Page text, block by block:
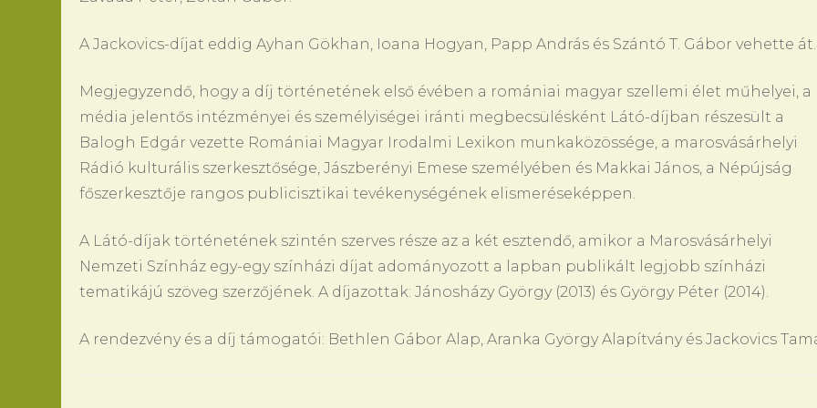
A Jackovics-díjat eddig Ayhan Gökhan, Ioana Hogyan, Papp András és Szántó T. Gábor vehette át.
Megjegyzendő, hogy a díj történetének első évében a romániai magyar szellemi élet műhelyei, a
média jelentős intézményei és személyiségei iránti megbecsülésként Látó-díjban részesült a
Balogh Edgár vezette Romániai Magyar Irodalmi Lexikon munkaközössége, a marosvásárhelyi
Rádió kulturális szerkesztősége, Jászberényi Emese személyében és Makkai János, a Népújság
főszerkesztője rangos publicisztikai tevékenységének elismeréseképpen.
A Látó-díjak történetének szintén szerves része az a két esztendő, amikor a Marosvásárhelyi
Nemzeti Színház egy-egy színházi díjat adományozott a lapban publikált legjobb színházi
tematikájú szöveg szerzőjének. A díjazottak: Jánosházy György (2013) és György Péter (2014).
A rendezvény és a díj támogatói: Bethlen Gábor Alap, Aranka György Alapítvány és Jackovics